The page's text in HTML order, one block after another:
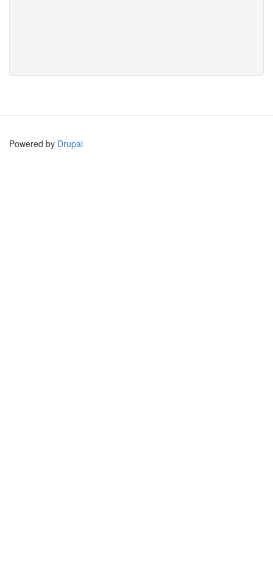
Powered by Drupal